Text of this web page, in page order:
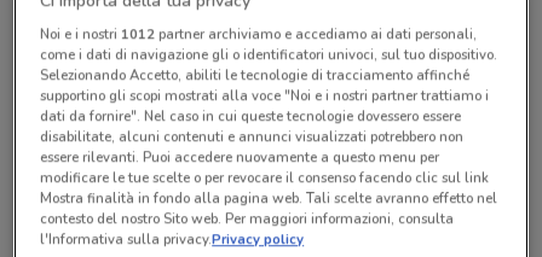
Hikoki
Noi e i nostri 1012partner archiviamo e accediamo ai dati personali,
come i dati di navigazione gli o identificatori univoci, sul tuo dispositivo.
Selezionando Accetto, abiliti le tecnologie di tracciamento affinché
supportino gli scopi mostrati alla voce "Noi e i nostri partner trattiamo i
dati da fornire". Nel caso in cui queste tecnologie dovessero essere
disabilitate, alcuni contenuti e annunci visualizzati potrebbero non
essere rilevanti. Puoi accedere nuovamente a questo menu per
modificare le tue scelte o per revocare il consenso facendo clic sul link
Mostra finalità in fondo alla pagina web. Tali scelte avranno effetto nel
contesto del nostro Sito web. Per maggiori informazioni, consulta
l'Informativa sulla privacy.Privacy policy